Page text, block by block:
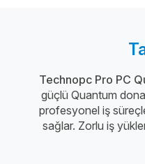
Technopc Pro PC
güçlü Quantum
profesyonel iş
sağlar. Zorlu iş